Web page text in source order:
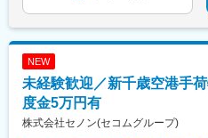
NEW
未経験歓迎／新千歳空港手
度金5万円有
株式会社セノン(セコムグループ)